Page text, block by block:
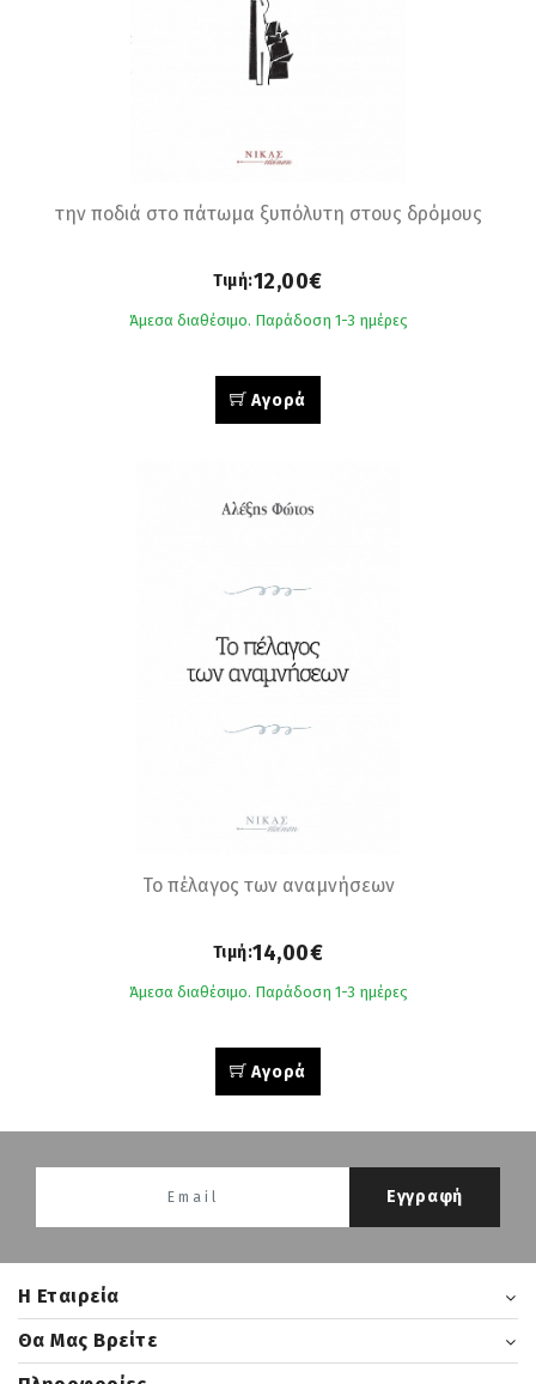
την ποδιά στο πάτωμα ξυπόλυτη στους δρόμους
Τιμή:12,00€
Άμεσα διαθέσιμο. Παράδοση 1-3 ημέρες
Αγορά
Το πέλαγος των αναµνήσεων
Τιμή:14,00€
Άμεσα διαθέσιμο. Παράδοση 1-3 ημέρες
Αγορά
H Εταιρεία
Εγγραφή
Θα Μας Βρείτε